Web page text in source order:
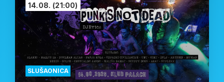
SLUŠAONICA
14.08. (21:00)